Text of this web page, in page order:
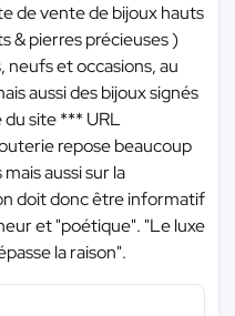
de vente de bijoux hauts
& pierres précieuses )
neufs et occasions, au
aussi des bijoux signés
du site*** URL
repose beaucoup
aussi sur la
doit donc être informatif
et "poétique". "Le luxe
la raison".